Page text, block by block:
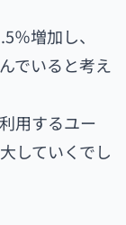
％増加し、
でいると考え
用するユー
していくでし